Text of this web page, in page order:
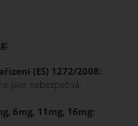
(ES) 1272/2008:
jako nebezpečná.
6mg, 11mg, 16mg: